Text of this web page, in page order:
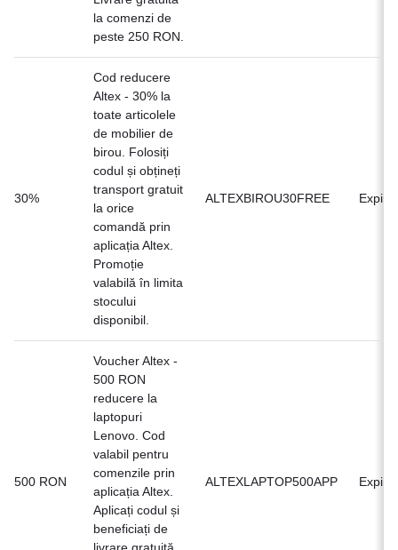
la comenzi de
peste 250 RON.
30%
Cod reducere
Altex - 30% la
toate articolele
de mobilier de
birou. Folosiți
codul și obțineți
transport gratuit
la orice
comandă prin
aplicația Altex.
Promoție
valabilă în limita
stocului
disponibil.
ALTEXBIROU30FREE Expirat
500 RON
Voucher Altex -
500 RON
reducere la
laptopuri
Lenovo. Cod
valabil pentru
comenzile prin
aplicația Altex.
Aplicați codul și
beneficiați de
ALTEXLAPTOP500APP Expirat